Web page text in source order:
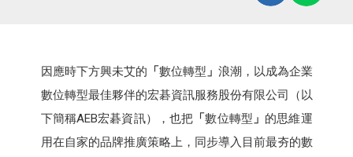
因應時下方興未艾的 「數位轉型 」 浪潮，以成為企業
數位轉型最佳夥伴的宏碁資訊服務股份有限公司（以
下簡稱AEB宏碁資訊），也把 「數位轉型 」 的思維運
用在自家的品牌推廣策略上，同步導入目前最夯的數